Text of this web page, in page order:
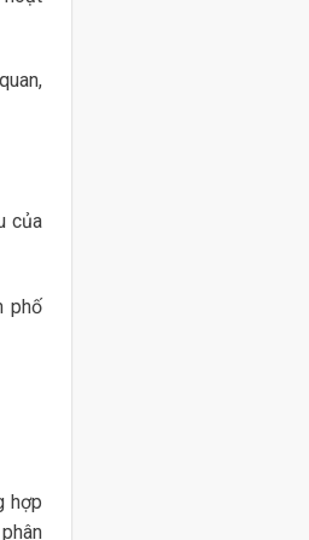
của
phố
hợp